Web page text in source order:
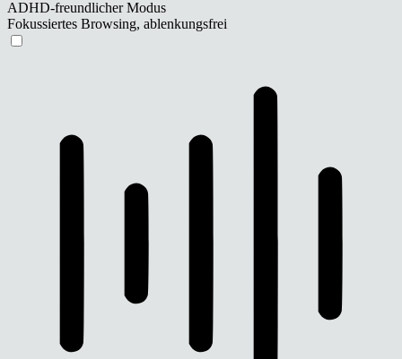
ADHD-freundlicher Modus
Fokussiertes Browsing, ablenkungsfrei